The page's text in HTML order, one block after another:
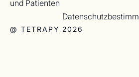
und Patienten
@ TETRAPY 2026